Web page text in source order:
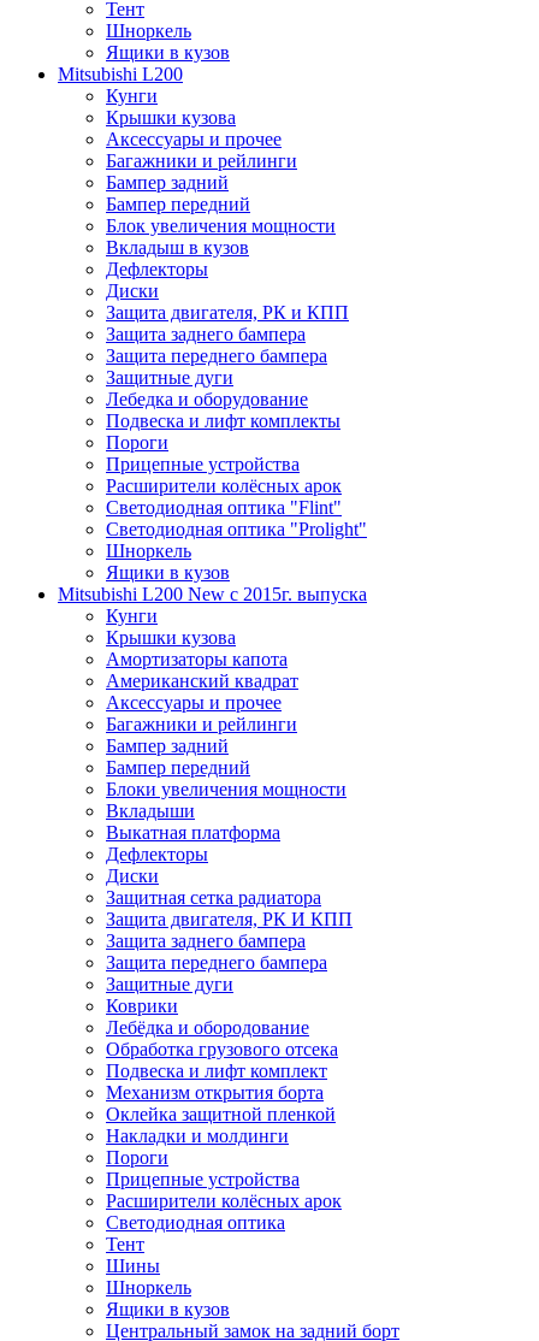
Тент
Шноркель
Ящики в кузов
Mitsubishi L200
Кунги
Крышки кузова
Аксессуары и прочее
Багажники и рейлинги
Бампер задний
Бампер передний
Блок увеличения мощности
Вкладыш в кузов
Дефлекторы
Диски
Защита двигателя, РК и КПП
Защита заднего бампера
Защита переднего бампера
Защитные дуги
Лебедка и оборудование
Подвеска и лифт комплекты
Пороги
Прицепные устройства
Расширители колёсных арок
Светодиодная оптика "Flint"
Светодиодная оптика "Prolight"
Шноркель
Ящики в кузов
Mitsubishi L200 New с 2015г. выпуска
Кунги
Крышки кузова
Амортизаторы капота
Американский квадрат
Аксессуары и прочее
Багажники и рейлинги
Бампер задний
Бампер передний
Блоки увеличения мощности
Вкладыши
Выкатная платформа
Дефлекторы
Диски
Защитная сетка радиатора
Защита двигателя, РК И КПП
Защита заднего бампера
Защита переднего бампера
Защитные дуги
Коврики
Лебёдка и обородование
Обработка грузового отсека
Подвеска и лифт комплект
Механизм открытия борта
Оклейка защитной пленкой
Накладки и молдинги
Пороги
Прицепные устройства
Расширители колёсных арок
Светодиодная оптика
Тент
Шины
Шноркель
Ящики в кузов
Центральный замок на задний борт